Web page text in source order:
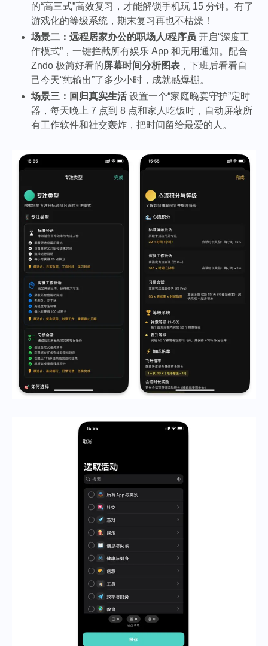
的“高三式”高效复习，才能解锁手机玩 15 分钟。有了
游戏化的等级系统，期末复习再也不枯燥！
场景二：远程居家办公的职场人/程序员 开启“深度工
作模式”，一键拦截所有娱乐 App 和无用通知。配合
Zndo 极简好看的屏幕时间分析图表 ，下班后看看自
己今天“纯输出”了多少小时，成就感爆棚。
场景三：回归真实生活 设置一个“家庭晚宴守护”定时
器，每天晚上 7 点到 8 点和家人吃饭时，自动屏蔽所
有工作软件和社交轰炸，把时间留给最爱的人。